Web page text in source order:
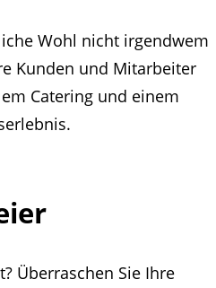
Wohl nicht irgendwem
Kunden und Mitarbeiter
Catering und einem
Überraschen Sie Ihre